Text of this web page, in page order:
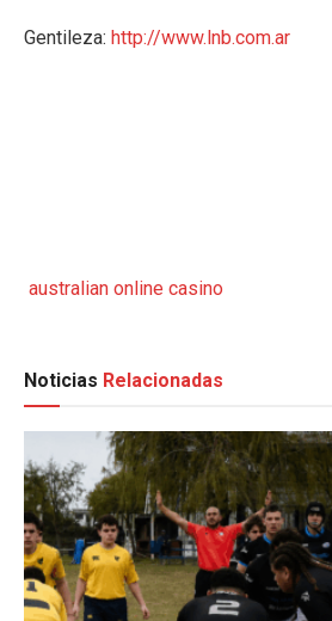
Gentileza: http://www.lnb.com.ar
australian online casino
Noticias Relacionadas